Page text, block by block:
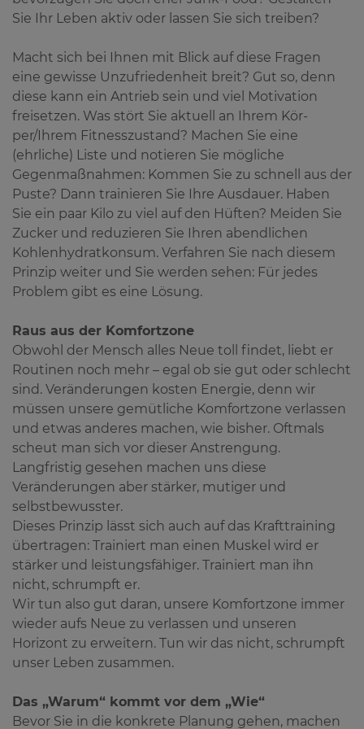
Sie Ihr Leben aktiv oder lassen Sie sich treiben?
Macht sich bei Ihnen mit Blick auf diese Fragen
eine gewisse Unzufriedenheit breit? Gut so, denn
diese kann ein Antrieb sein und viel Motivation
freisetzen. Was stört Sie aktuell an Ihrem Kör-
per/Ihrem Fitnesszustand? Machen Sie eine
(ehrliche) Liste und notieren Sie mögliche
Gegenmaßnahmen: Kommen Sie zu schnell aus der
Puste? Dann trainieren Sie Ihre Ausdauer. Haben
Sie ein paar Kilo zu viel auf den Hüften? Meiden Sie
Zucker und reduzieren Sie Ihren abendlichen
Kohlenhydratkonsum. Verfahren Sie nach diesem
Prinzip weiter und Sie werden sehen: Für jedes
Problem gibt es eine Lösung.
Raus aus der Komfortzone
Obwohl der Mensch alles Neue toll findet, liebt er
Routinen noch mehr – egal ob sie gut oder schlecht
sind. Veränderungen kosten Energie, denn wir
müssen unsere gemütliche Komfortzone verlassen
und etwas anderes machen, wie bisher. Oftmals
scheut man sich vor dieser Anstrengung.
Langfristig gesehen machen uns diese
Veränderungen aber stärker, mutiger und
selbstbewusster.
Dieses Prinzip lässt sich auch auf das Krafttraining
übertragen: Trainiert man einen Muskel wird er
stärker und leistungsfähiger. Trainiert man ihn
nicht, schrumpft er.
Wir tun also gut daran, unsere Komfortzone immer
wieder aufs Neue zu verlassen und unseren
Horizont zu erweitern. Tun wir das nicht, schrumpft
unser Leben zusammen.
Das „Warum“ kommt vor dem „Wie“
Bevor Sie in die konkrete Planung gehen, machen